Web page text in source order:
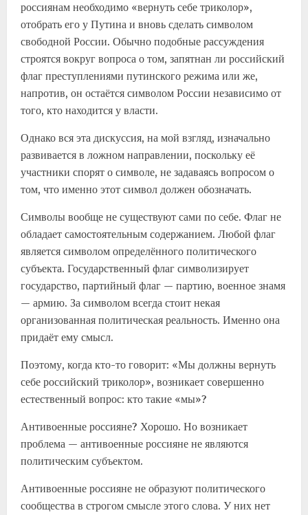
россиянам необходимо «вернуть себе триколор»,
отобрать его у Путина и вновь сделать символом
свободной России. Обычно подобные рассуждения
строятся вокруг вопроса о том, запятнан ли российский
флаг преступлениями путинского режима или же,
напротив, он остаётся символом России независимо от
того, кто находится у власти.
Однако вся эта дискуссия, на мой взгляд, изначально
развивается в ложном направлении, поскольку её
участники спорят о символе, не задаваясь вопросом о
том, что именно этот символ должен обозначать.
Символы вообще не существуют сами по себе. Флаг не
обладает самостоятельным содержанием. Любой флаг
является символом определённого политического
субъекта. Государственный флаг символизирует
государство, партийный флаг — партию, военное знамя
— армию. За символом всегда стоит некая
организованная политическая реальность. Именно она
придаёт ему смысл.
Поэтому, когда кто-то говорит: «Мы должны вернуть
себе российский триколор», возникает совершенно
естественный вопрос: кто такие «мы»?
Антивоенные россияне? Хорошо. Но возникает
проблема — антивоенные россияне не являются
политическим субъектом.
Антивоенные россияне не образуют политического
сообщества в строгом смысле этого слова. У них нет